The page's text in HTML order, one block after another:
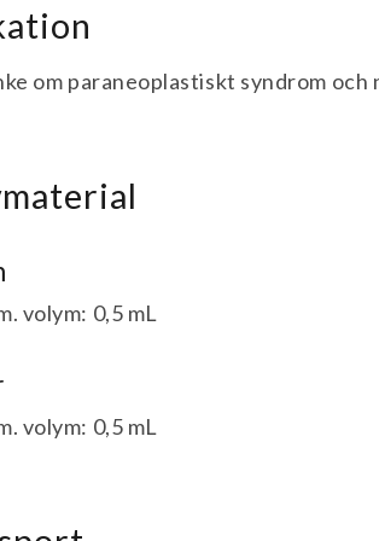
om paraneoplastiskt syndrom och
volym: 0,5 mL
volym: 0,5 mL